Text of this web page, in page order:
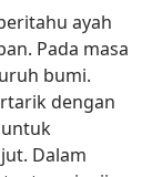
ayah
Pada masa
bumi.
dengan
Dalam